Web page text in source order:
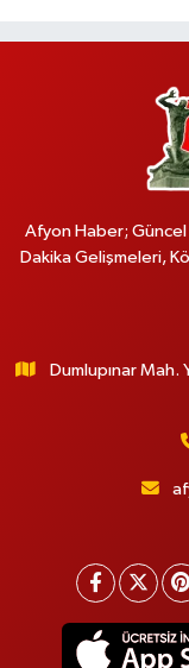
Afyon Haber;
Dakika Gelişmeleri,
Dumlupınar